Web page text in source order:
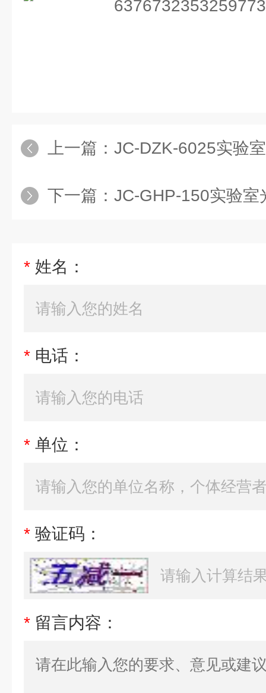
上一篇： JC-DZK-6025实验
下一篇： JC-GHP-150实验室
* 姓名：
* 电话：
* 单位：
* 验证码：
* 留言内容：